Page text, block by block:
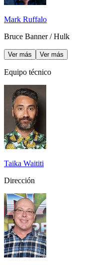
Mark Ruffalo
Bruce Banner / Hulk
Ver más Ver más
Equipo técnico
Taika Waititi
Dirección